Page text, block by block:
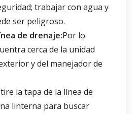
trabajar con agua y
ser peligroso.
de drenaje:Por lo
cerca de la unidad
y del manejador de
la tapa de la línea de
linterna para buscar